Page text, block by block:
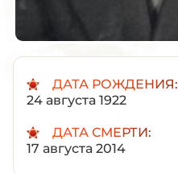
ДАТА РОЖДЕНИЯ:
24 августа 1922
ДАТА СМЕРТИ:
17 августа 2014